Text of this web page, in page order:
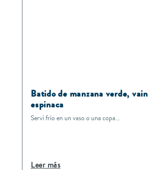
Batido de manzana verde,
espinaca
Serví frío en un vaso o una copa...
Leer más